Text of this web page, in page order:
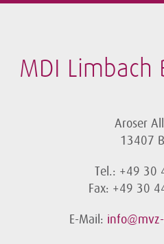
MDI Limbach
Aroser
13407
Tel.: +49 30
Fax: +49 30
E-Mail: